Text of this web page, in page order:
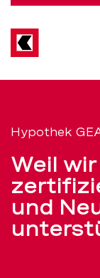
mit
Direkt
Inhalt
Hypothek
Weil
und